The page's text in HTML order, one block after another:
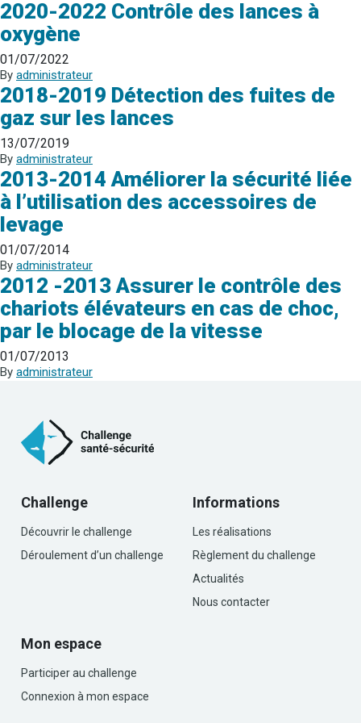
2020-2022 Contrôle des lances à
oxygène
01/07/2022
By administrateur
2018-2019 Détection des fuites de
gaz sur les lances
13/07/2019
By administrateur
2013-2014 Améliorer la sécurité liée
à l’utilisation des accessoires de
levage
01/07/2014
By administrateur
2012 -2013 Assurer le contrôle des
chariots élévateurs en cas de choc,
par le blocage de la vitesse
01/07/2013
By administrateur
Challenge
Découvrir le challenge
Déroulement d’un challenge
Informations
Les réalisations
Règlement du challenge
Actualités
Nous contacter
Mon espace
Participer au challenge
Connexion à mon espace